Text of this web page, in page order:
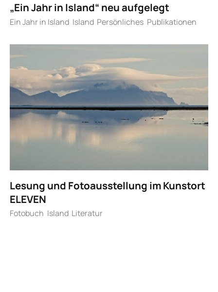
„Ein Jahr in Island“ neu aufgelegt
Ein Jahr in Island Island Persönliches Publikationen
Lesung und Fotoausstellung im Kunstort
ELEVEN
Fotobuch Island Literatur